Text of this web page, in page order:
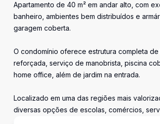
Apartamento de 40 m² em andar alto, com
banheiro, ambientes bem distribuídos e
garagem coberta.
O condomínio oferece estrutura completa
reforçada, serviço de manobrista, piscina
home office, além de jardim na entrada.
Localizado em uma das regiões mais
diversas opções de escolas, comércios,